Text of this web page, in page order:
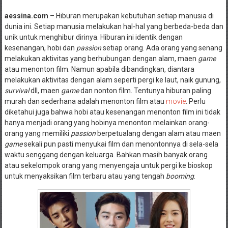
aessina.com – Hiburan merupakan kebutuhan setiap manusia di
dunia ini. Setiap manusia melakukan hal-hal yang berbeda-beda dan
unik untuk menghibur dirinya. Hiburan ini identik dengan
kesenangan, hobi dan passionsetiap orang. Ada orang yang senang
melakukan aktivitas yang berhubungan dengan alam, maen game
atau menonton film. Namun apabila dibandingkan, diantara
melakukan aktivitas dengan alam seperti pergi ke laut, naik gunung,
survivaldll, maen gamedan nonton film. Tentunya hiburan paling
murah dan sederhana adalah menonton film atau movie. Perlu
diketahui juga bahwa hobi atau kesenangan menonton film ini tidak
hanya menjadi orang yang hobinya menonton melainkan orang-
orang yang memiliki passionberpetualang dengan alam atau maen
gamesekali pun pasti menyukai film dan menontonnya di sela-sela
waktu senggang dengan keluarga. Bahkan masih banyak orang
atau sekelompok orang yang menyengaja untuk pergi ke bioskop
untuk menyaksikan film terbaru atau yang tengah booming.